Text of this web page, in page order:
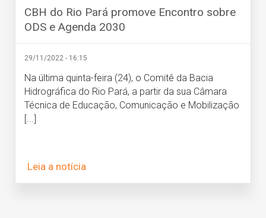
CBH do Rio Pará promove Encontro sobre
ODS e Agenda 2030
29/11/2022 - 16:15
Na última quinta-feira (24), o Comitê da Bacia
Hidrográfica do Rio Pará, a partir da sua Câmara
Técnica de Educação, Comunicação e Mobilização
[...]
Leia a notícia